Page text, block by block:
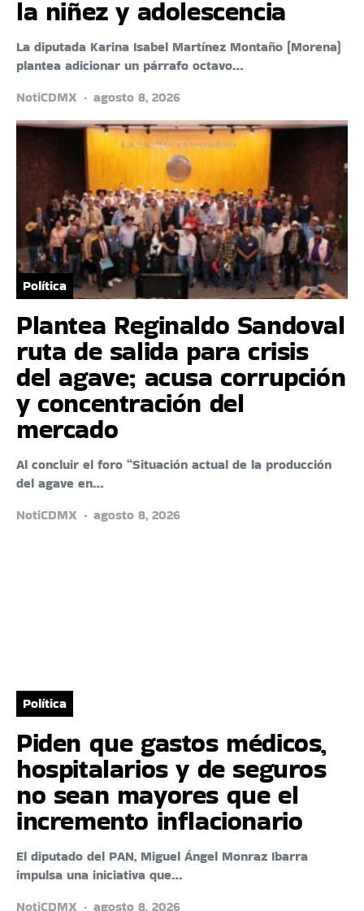
la niñez y adolescencia
La diputada Karina Isabel Martínez Montaño (Morena)
plantea adicionar un párrafo octavo…
NotiCDMX
agosto 8, 2026
Política
Plantea Reginaldo Sandoval
ruta de salida para crisis
del agave; acusa corrupción
y concentración del
mercado
Al concluir el foro “Situación actual de la producción
del agave en…
NotiCDMX
agosto 8, 2026
Política
Piden que gastos médicos,
hospitalarios y de seguros
no sean mayores que el
incremento inflacionario
El diputado del PAN, Miguel Ángel Monraz Ibarra
impulsa una iniciativa que…
NotiCDMX
agosto 8, 2026